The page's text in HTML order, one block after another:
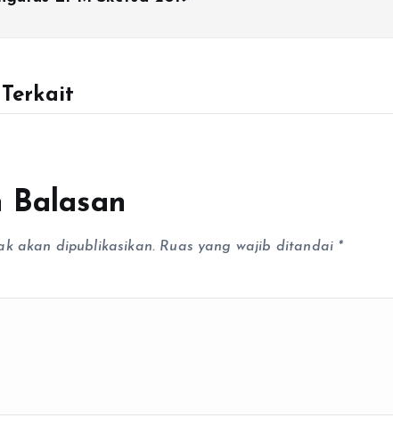
Balasan
akan dipublikasikan. Ruas yang wajib ditandai *